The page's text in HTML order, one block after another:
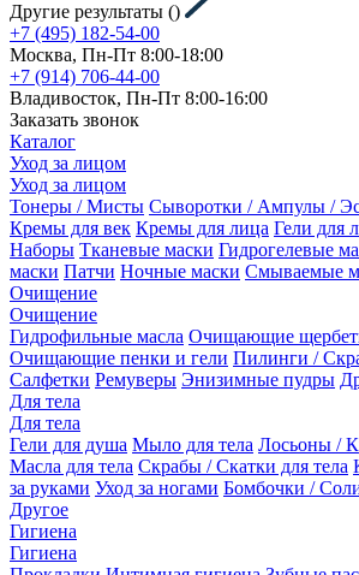
Другие результаты ()
+7 (495) 182-54-00
Москва, Пн-Пт 8:00-18:00
+7 (914) 706-44-00
Владивосток, Пн-Пт 8:00-16:00
Заказать звонок
Каталог
Уход за лицом
Уход за лицом
Тонеры / Мисты Сыворотки / Ампулы /
Кремы для век Кремы для лица Гели для
Наборы Тканевые маски Гидрогелевые
маски Патчи Ночные маски Смываемые
Очищение
Очищение
Гидрофильные масла Очищающие
Очищающие пенки и гели Пилинги /
Салфетки Ремуверы Энизимные пудры
Для тела
Для тела
Гели для душа Мыло для тела Лосьоны /
Масла для тела Скрабы / Скатки для тела
за руками Уход за ногами Бомбочки /
Другое
Гигиена
Гигиена